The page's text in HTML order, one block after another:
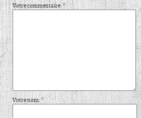
Votre commentaire: *
Votre nom: *